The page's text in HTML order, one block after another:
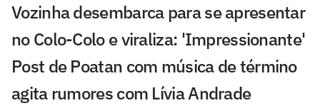
Vozinha desembarca para se apresentar
no Colo-Colo e viraliza: 'Impressionante'
Post de Poatan com música de término
agita rumores com Lívia Andrade